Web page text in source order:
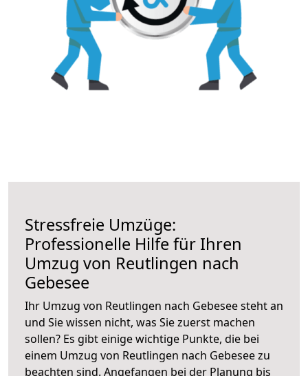
Stressfreie Umzüge:
Professionelle Hilfe für Ihren
Umzug von Reutlingen nach
Gebesee
Ihr Umzug von Reutlingen nach Gebesee steht an
und Sie wissen nicht, was Sie zuerst machen
sollen? Es gibt einige wichtige Punkte, die bei
einem Umzug von Reutlingen nach Gebesee zu
beachten sind. Angefangen bei der Planung bis